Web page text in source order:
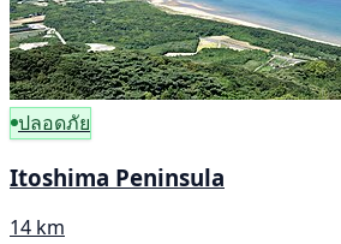
ปลอดภัย
Itoshima Peninsula
14 km